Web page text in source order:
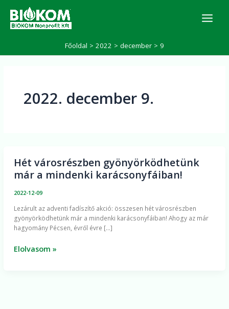
content
Főoldal 2022 december 9
2022. december 9.
Hét városrészben gyönyörködhetünk
már a mindenki karácsonyfáiban!
2022-12-09
Lezárult az adventi fadíszítő akció: összesen hét városrészben
gyönyörködhetünk már a mindenki karácsonyfáiban! Ahogy az már
hagyomány Pécsen, évről évre […]
Hét
városrészben
a
mindenki
Elolvasom »
e
r
é